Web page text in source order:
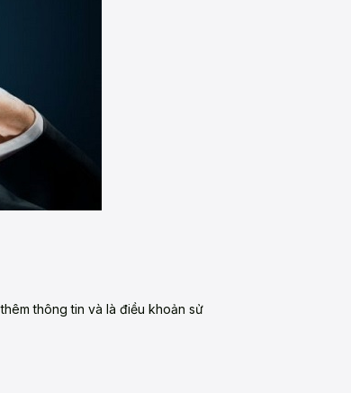
thông tin và là điều khoản sử